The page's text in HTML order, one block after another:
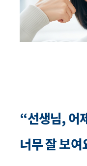
“선생님, 어
너무 잘 보여